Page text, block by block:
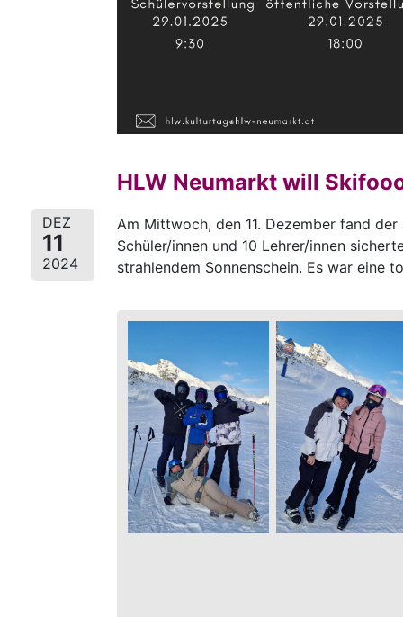
DEZ
11
2024
HLW Neumarkt will
Am Mittwoch, den 11. Dezember fand
Schüler/innen und 10 Lehrer/innen
strahlendem Sonnenschein. Es war eine